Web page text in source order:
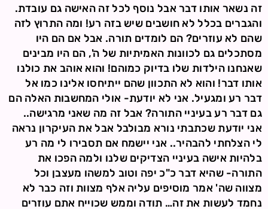
זה נשאר אותו דבר אבל נוסף לכל זה האישה גם עובדת.
והגברים בכלל לא חושבים שיש בזה רע! ומה התרוץ לזה
שהם לא עוזרים? הם לומדים תורה. אבל אם הם היו
מסתכלים גם לכוונות האמיתיות של ה', הם היו מבינים
שאנחנו הילדות שלו בדיוק כמוהם! והוא אוהב את כולנו
אותו דבר! והוא לא התכוון שהם ייתיחסו אלינו כמו אל
דבר רע ומגעיל. אני לא יודעת- אולי המחשבות האלה הם
גם דבר רע בעיניי התורה? אבל זה מה שאני מרגישה..
אני יודעת שכתבתי נורא מבולבל אבל את העיקרון נראה
לי הצלחתי להבהיר.. אני יישמח אם תסבירו לי מה רע
בלהיות אישה בעיניי הצדיקים שלנו ולמה הפכו את
התורה- שהיא דבר כ"כ יפה וטוב למשהו מעצבן וכל
מצווה שה' אמר מוסיפים עליה אלף מצוות וזה כבר לא
נחמד לעשות את זה… תודה וממש שכוייח אתם עוזרים